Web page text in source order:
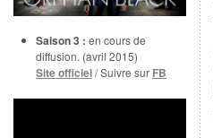
Saison 3 : en cours de
diffusion. (avril 2015)
Site officiel/ Suivre sur FB